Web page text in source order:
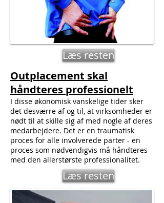
Læs resten
Outplacement skal
håndteres professionelt
I disse økonomisk vanskelige tider sker
det desværre af og til, at virksomheder er
nødt til at skille sig af med nogle af deres
medarbejdere. Det er en traumatisk
proces for alle involverede parter - en
proces som nødvendigvis må håndteres
med den allerstørste professionalitet.
Læs resten